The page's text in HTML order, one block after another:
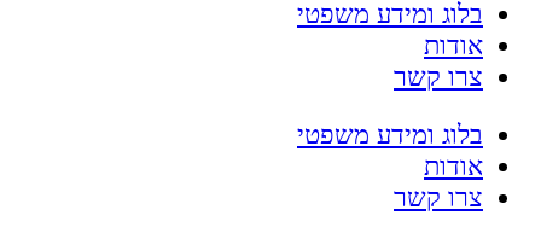
בלוג ומידע משפטי
אודות
צרו קשר
בלוג ומידע משפטי
אודות
צרו קשר